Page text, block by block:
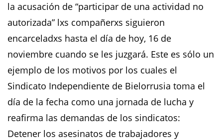
la acusación de “participar de una actividad no
autorizada” lxs compañerxs siguieron
encarceladxs hasta el día de hoy, 16 de
noviembre cuando se les juzgará. Este es sólo un
ejemplo de los motivos por los cuales el
Sindicato Independiente de Bielorrusia toma el
día de la fecha como una jornada de lucha y
reafirma las demandas de los sindicatos:
Detener los asesinatos de trabajadores y